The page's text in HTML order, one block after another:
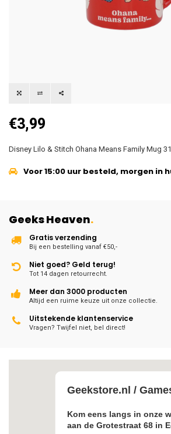
€3,99
Disney Lilo & Stitch Ohana Means Family Mug
Voor 15:00 uur besteld, morgen in
Geeks Heaven.
Gratis verzending
Bij een bestelling vanaf €50,-
Niet goed? Geld terug!
Tot 14 dagen retourrecht.
Meer dan 3000 producten
Altijd een ruime keuze uit onze collectie.
Uitstekende klantenservice
Vragen? Twijfel niet, bel direct!